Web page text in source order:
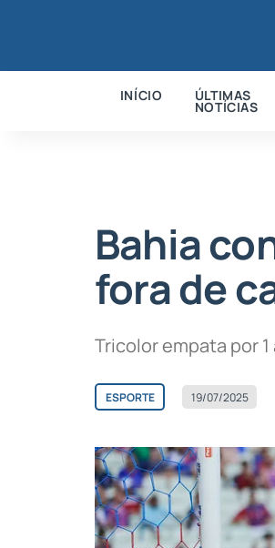
INÍCIO ÚLTIMAS
NOTÍCIAS
Bahia
fora de
Tricolor empata por
ESPORTE 19/07/2025